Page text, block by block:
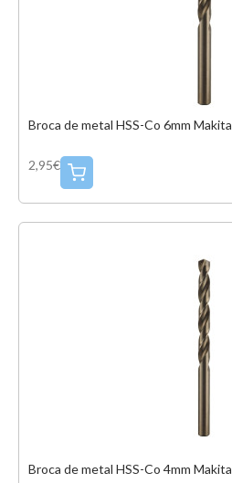
Broca de metal HSS-Co 6mm Makita
2,95€
Broca de metal HSS-Co 4mm Makita